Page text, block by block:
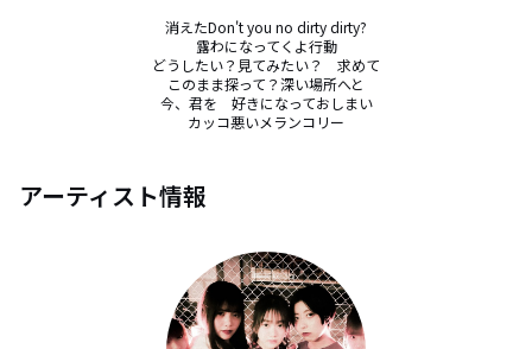
消えたDon't you no dirty dirty?
露わになってくよ行動
どうしたい？見てみたい？　求めて
このまま探って？深い場所へと
今、君を　好きになっておしまい
カッコ悪いメランコリー
アーティスト情報